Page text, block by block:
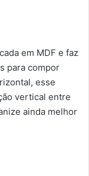
em MDF e faz
para compor
esse
vertical entre
ainda melhor